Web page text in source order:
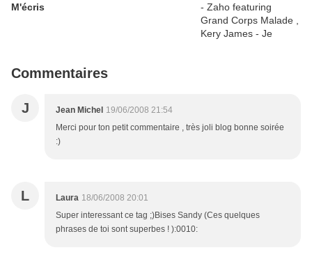
M'écris
Commentaires
J Jean Michel 19/06/2008 21:54
Merci pour ton petit commentaire , très joli blog bonne soirée
:)
L Laura 18/06/2008 20:01
Super interessant ce tag ;)Bises Sandy (Ces quelques
phrases de toi sont superbes ! ):0010: